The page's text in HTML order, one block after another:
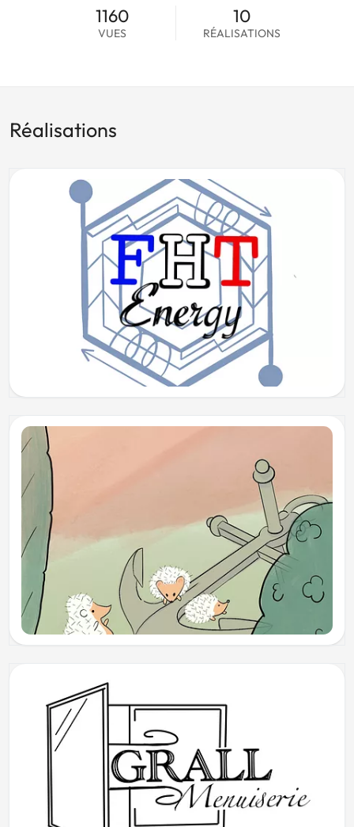
1160
VUES
10
RÉALISATIONS
Réalisations